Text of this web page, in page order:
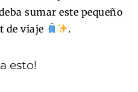
sumar este pequeño
de viaje
.
esto!